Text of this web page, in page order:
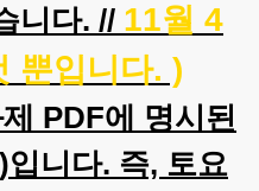
니다. // 11월 4
뿐입니다. )
PDF에 명시된
니다. 즉, 토요